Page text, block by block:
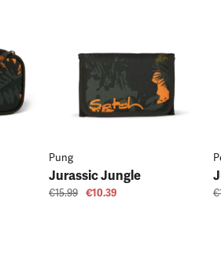
Pung
Jurassic Jungle
€15.99 €10.39